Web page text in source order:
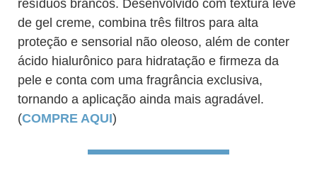
resíduos brancos. Desenvolvido com textura leve
de gel creme, combina três filtros para alta
proteção e sensorial não oleoso, além de conter
ácido hialurônico para hidratação e firmeza da
pele e conta com uma fragrância exclusiva,
tornando a aplicação ainda mais agradável.
(COMPRE AQUI)